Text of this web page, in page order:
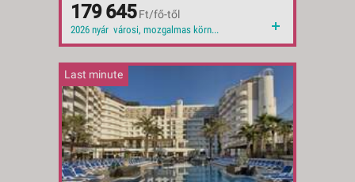
2026 nyár városi, mozgalmas környék 2026 2026 ősz
Ellátás:
önellátás
Típus:
Tengerparti üdülés
Besorolás:
3*
Szállás:
Hotel
Utazás:
menetrendszerinti járattal
179 645Ft/fő-től
Last minute